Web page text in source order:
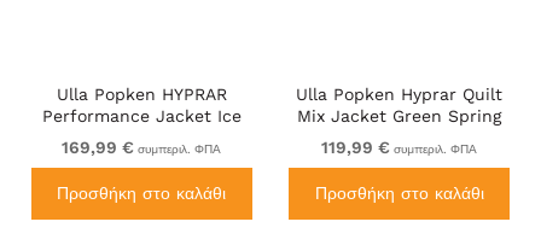
Ulla Popken HYPRAR
Performance Jacket Ice
Green
169,99 € συμπεριλ. ΦΠΑ
Προσθήκη στο καλάθι
Ulla Popken Hyprar Quilt
Mix Jacket Green Spring
119,99 € συμπεριλ. ΦΠΑ
Προσθήκη στο καλάθι